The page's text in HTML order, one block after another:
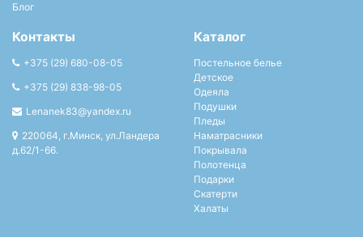
Блог
Контакты
+375 (29) 680-08-05
+375 (29) 838-98-05
Lenanek83@yandex.ru
220064, г.Минск, ул.Ландера
д.62/1-66.
Каталог
Постельное белье
Детское
Одеяла
Подушки
Пледы
Наматрасники
Покрывала
Полотенца
Подарки
Скатерти
Халаты